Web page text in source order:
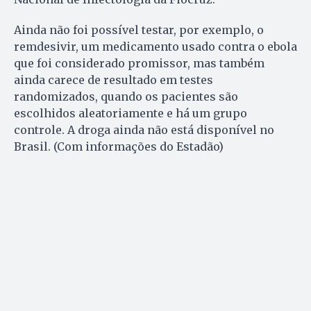
Ainda não foi possível testar, por exemplo, o
remdesivir, um medicamento usado contra o ebola
que foi considerado promissor, mas também
ainda carece de resultado em testes
randomizados, quando os pacientes são
escolhidos aleatoriamente e há um grupo
controle. A droga ainda não está disponível no
Brasil. (Com informações do Estadão)